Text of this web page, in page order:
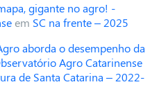
gigante no agro! -
em SC na frente – 2025
aborda o desempenho da
Agro Catarinense
de Santa Catarina – 2022-